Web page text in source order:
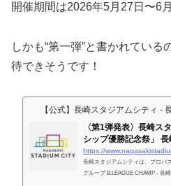
開催期間は2026年5月27日〜6
しかも“第一弾”と書かれている
待できそうです！
【公式】長崎スタジアムシティ -
〈第1弾発表〉長崎ス
シップ優勝記念祭」 長
https://
長崎スタジアムシティは、プロバ
グループ B.LEAGUE CHAMP - 長